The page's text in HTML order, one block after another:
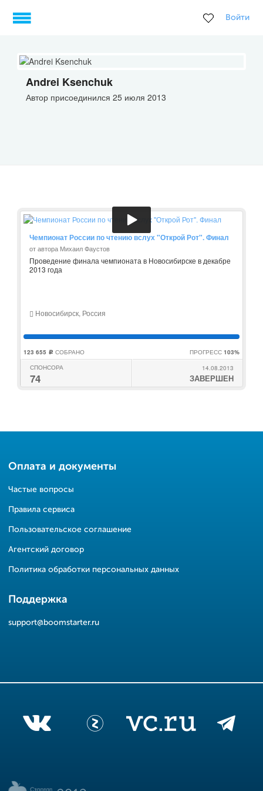
Войти
Andrei Ksenchuk
Автор присоединился 25 июля 2013
Чемпионат России по чтению вслух "Открой Рот". Финал
от автора Михаил Фаустов
Проведение финала чемпионата в Новосибирске в декабре
2013 года
Новосибирск, Россия
123 655 c СОБРАНО ПРОГРЕСС 103%
СПОНСОРА
74
14.08.2013
ЗАВЕРШЕН
Оплата и документы
Частые вопросы
Правила сервиса
Пользовательское соглашение
Агентский договор
Политика обработки персональных данных
Поддержка
support@boomstarter.ru